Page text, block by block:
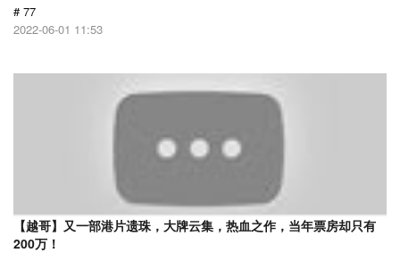
# 77
2022-06-01 11:53
【越哥】又一部港片遗珠，大牌云集，热血之作，当年票房却只有
200万！